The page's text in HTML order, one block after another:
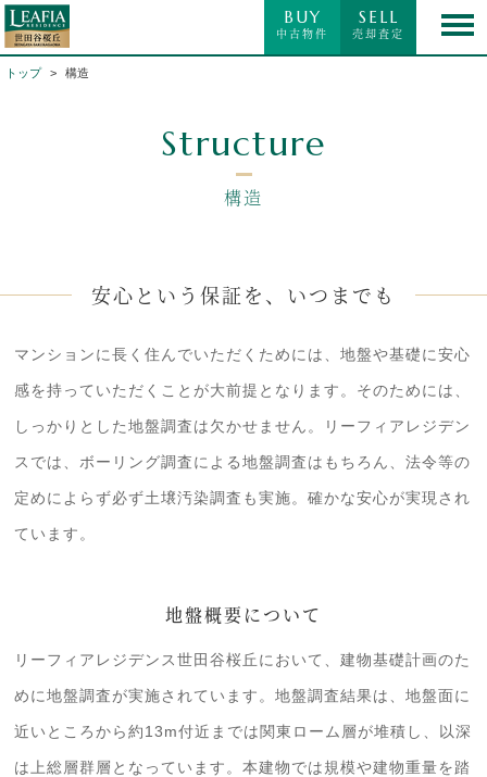
BUY
中古物件
SELL
売却査定
トップ 構造
Structure
構造
安心という保証を、いつまでも
マンションに長く住んでいただくためには、地盤や基礎に安心
感を持っていただくことが大前提となります。そのためには、
しっかりとした地盤調査は欠かせません。リーフィアレジデン
スでは、ボーリング調査による地盤調査はもちろん、法令等の
定めによらず必ず土壌汚染調査も実施。確かな安心が実現され
ています。
地盤概要について
リーフィアレジデンス世田谷桜丘において、建物基礎計画のた
めに地盤調査が実施されています。地盤調査結果は、地盤面に
近いところから約13m付近までは関東ローム層が堆積し、以深
は上総層群層となっています。本建物では規模や建物重量を踏